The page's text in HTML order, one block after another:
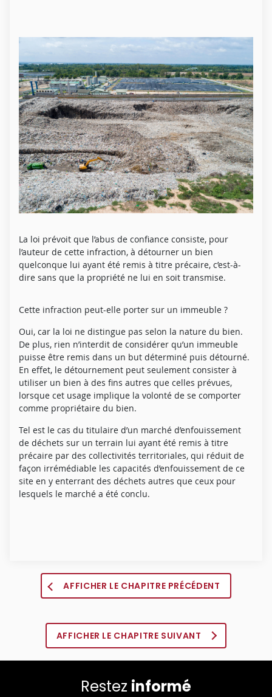
La loi prévoit que l’abus de confiance consiste, pour
l’auteur de cette infraction, à détourner un bien
quelconque lui ayant été remis à titre précaire, c’est-à-
dire sans que la propriété ne lui en soit transmise.
Cette infraction peut-elle porter sur un immeuble ?
Oui, car la loi ne distingue pas selon la nature du bien.
De plus, rien n’interdit de considérer qu’un immeuble
puisse être remis dans un but déterminé puis détourné.
En effet, le détournement peut seulement consister à
utiliser un bien à des fins autres que celles prévues,
lorsque cet usage implique la volonté de se comporter
comme propriétaire du bien.
Tel est le cas du titulaire d’un marché d’enfouissement
de déchets sur un terrain lui ayant été remis à titre
précaire par des collectivités territoriales, qui réduit de
façon irrémédiable les capacités d’enfouissement de ce
site en y enterrant des déchets autres que ceux pour
lesquels le marché a été conclu.
AFFICHER LE CHAPITRE PRÉCÉDENT
AFFICHER LE CHAPITRE SUIVANT
Restez informé